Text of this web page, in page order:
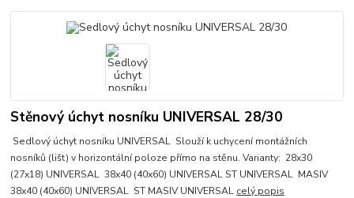
Stěnový úchyt nosníku UNIVERSAL 28/30
Sedlový úchyt nosníku UNIVERSAL Slouží k uchycení montážních
nosníků (lišt) v horizontální poloze přímo na stěnu. Varianty: 28x30
(27x18) UNIVERSAL 38x40 (40x60) UNIVERSAL ST UNIVERSAL MASIV
38x40 (40x60) UNIVERSAL ST MASIV UNIVERSAL celý popis